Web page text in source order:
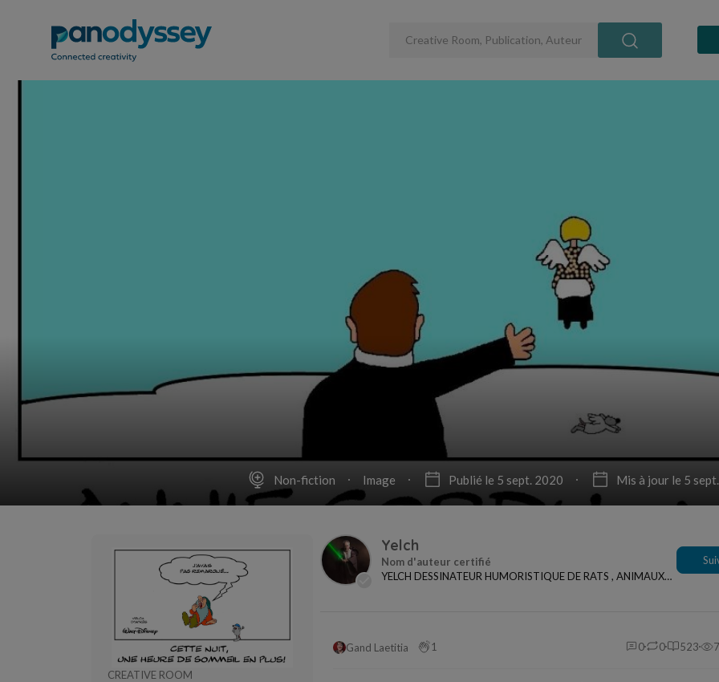
Non-fiction Image Publié le 5 sept. 2020 Mis à jour le 5
CREATIVE ROOM
Yelch
YELCH DESSINATEUR HUMORISTIQUE DE RATS , ANIMAUX
Gand Laetitia 1 0 0 523